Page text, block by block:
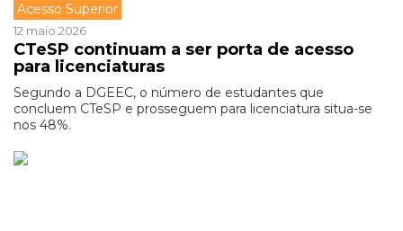
Acesso Superior
12 maio 2026
CTeSP continuam a ser porta de acesso
para licenciaturas
Segundo a DGEEC, o número de estudantes que
concluem CTeSP e prosseguem para licenciatura situa-se
nos 48%.